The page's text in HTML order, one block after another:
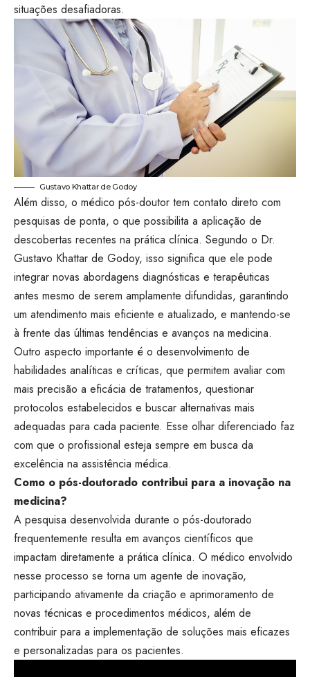
situações desafiadoras.
Gustavo Khattar de Godoy
Além disso, o médico pós-doutor tem contato direto com
pesquisas de ponta, o que possibilita a aplicação de
descobertas recentes na prática clínica. Segundo o Dr.
Gustavo Khattar de Godoy, isso significa que ele pode
integrar novas abordagens diagnósticas e terapêuticas
antes mesmo de serem amplamente difundidas, garantindo
um atendimento mais eficiente e atualizado, e mantendo-se
à frente das últimas tendências e avanços na medicina.
Outro aspecto importante é o desenvolvimento de
habilidades analíticas e críticas, que permitem avaliar com
mais precisão a eficácia de tratamentos, questionar
protocolos estabelecidos e buscar alternativas mais
adequadas para cada paciente. Esse olhar diferenciado faz
com que o profissional esteja sempre em busca da
excelência na assistência médica.
Como o pós-doutorado contribui para a inovação na
medicina?
A pesquisa desenvolvida durante o pós-doutorado
frequentemente resulta em avanços científicos que
impactam diretamente a prática clínica. O médico envolvido
nesse processo se torna um agente de inovação,
participando ativamente da criação e aprimoramento de
novas técnicas e procedimentos médicos, além de
contribuir para a implementação de soluções mais eficazes
e personalizadas para os pacientes.